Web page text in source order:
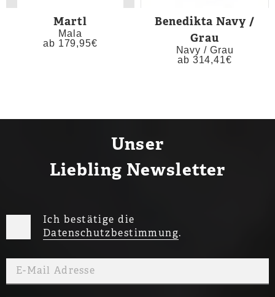
Martl
Mala
ab 179,95€
Benedikta Navy /
Grau
Navy / Grau
ab 314,41€
Unser
Liebling Newsletter
Ich bestätige die
Datenschutzbestimmung.